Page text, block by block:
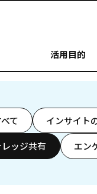
活用目的
て インサイト
レッジ共有 エン